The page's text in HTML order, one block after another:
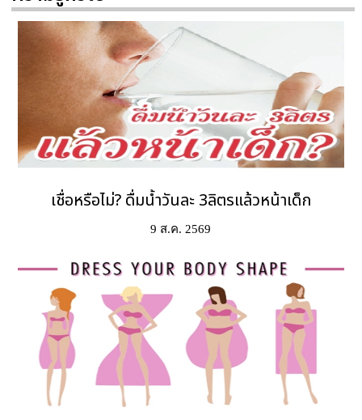
เชื่อหรือไม่? ดื่มน้ำวันละ 3ลิตรแล้วหน้าเด็ก
9 ส.ค. 2569